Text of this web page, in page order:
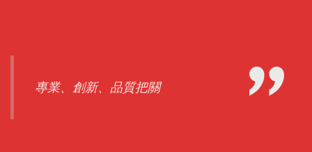
專業、創新、品質把關